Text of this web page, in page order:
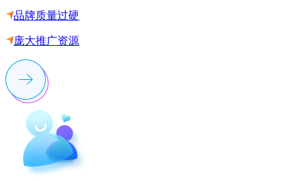
品牌质量过硬
庞大推广资源